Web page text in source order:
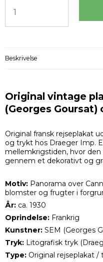
Beskrivelse
Original vintage
(Georges Goursat)
Original fransk rejseplakat
og trykt hos Draeger Imp.
mellemkrigstiden, hvor
gennem et dekorativt og
Motiv: Panorama over
blomster og frugter i
År: ca. 1930
Oprindelse: Frankrig
Kunstner: SEM (Georges
Tryk: Litografisk tryk
Type: Original rejseplakat /